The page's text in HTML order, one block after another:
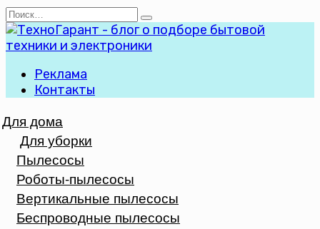
Перейти
к
содержанию
Search
for:
Реклама
Контакты
Для дома
Для уборки
Пылесосы
Роботы-пылесосы
Вертикальные пылесосы
Беспроводные пылесосы